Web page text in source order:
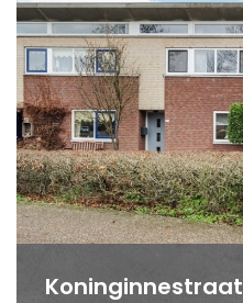
Koninginnestraat